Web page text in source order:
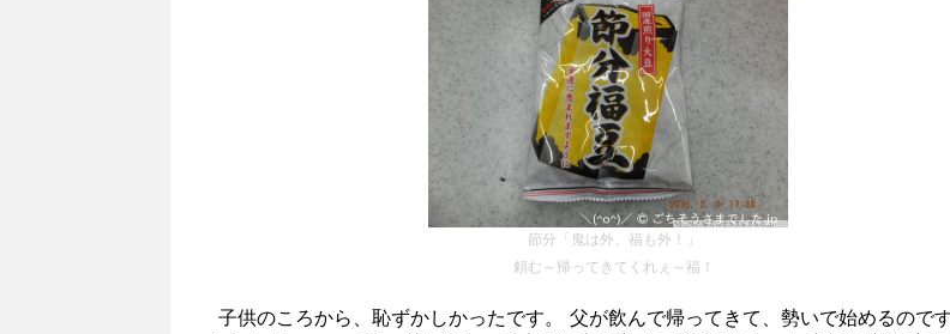
節分「鬼は外、福も外！」
頼む～帰ってきてくれぇ～福！
子供のころから、恥ずかしかったです。 父が飲んで帰ってきて、勢いで始めるので